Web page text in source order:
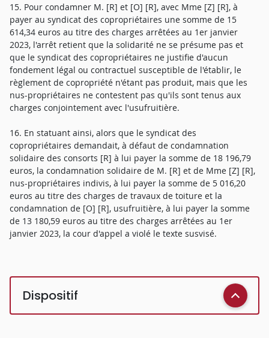
15. Pour condamner M. [R] et [O] [R], avec Mme [Z] [R], à
payer au syndicat des copropriétaires une somme de 15
614,34 euros au titre des charges arrêtées au 1er janvier
2023, l'arrêt retient que la solidarité ne se présume pas et
que le syndicat des copropriétaires ne justifie d'aucun
fondement légal ou contractuel susceptible de l'établir, le
règlement de copropriété n'étant pas produit, mais que les
nus-propriétaires ne contestent pas qu'ils sont tenus aux
charges conjointement avec l'usufruitière.
16. En statuant ainsi, alors que le syndicat des
copropriétaires demandait, à défaut de condamnation
solidaire des consorts [R] à lui payer la somme de 18 196,79
euros, la condamnation solidaire de M. [R] et de Mme [Z] [R],
nus-propriétaires indivis, à lui payer la somme de 5 016,20
euros au titre des charges de travaux de toiture et la
condamnation de [O] [R], usufruitière, à lui payer la somme
de 13 180,59 euros au titre des charges arrêtées au 1er
janvier 2023, la cour d'appel a violé le texte susvisé.
Dispositif